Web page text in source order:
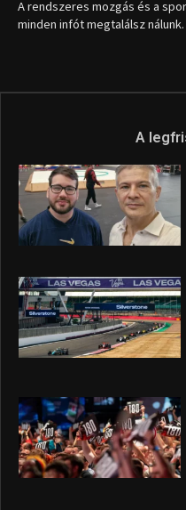
A rendszeres mozgás és a
minden infót megtalálsz nálunk.
A